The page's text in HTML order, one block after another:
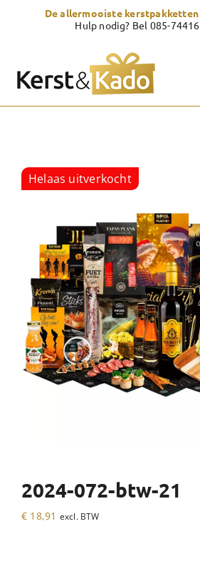
De allermooiste kerstpakketten
Hulp nodig? Bel 085-
Showroom
Over Kerst & Kado
Helaas uitverkocht
2024-072-btw-21
€ 18,91 excl. BTW